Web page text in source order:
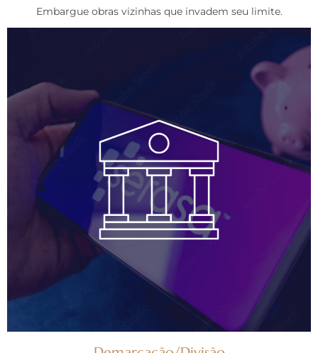
Embargue obras vizinhas que invadem seu limite.